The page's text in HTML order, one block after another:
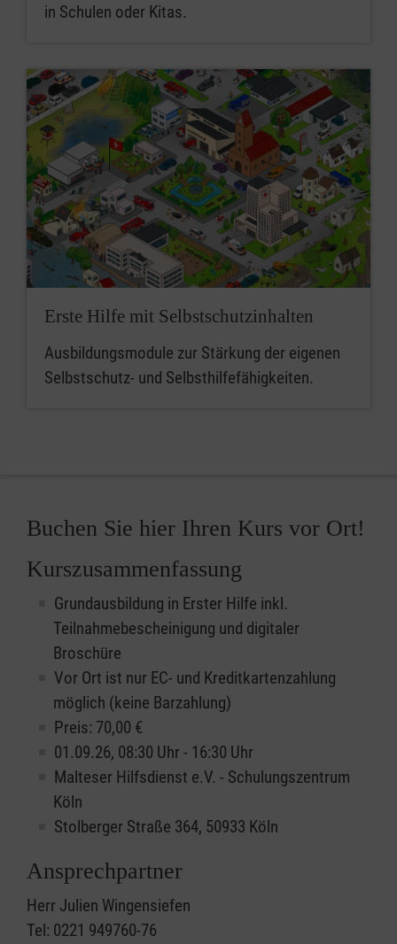
in Schulen oder Kitas.
Erste Hilfe mit Selbstschutzinhalten
Ausbildungsmodule zur Stärkung der eigenen
Selbstschutz- und Selbsthilfefähigkeiten.
Buchen Sie hier Ihren Kurs vor Ort!
Kurszusammenfassung
Grundausbildung in Erster Hilfe inkl.
Teilnahmebescheinigung und digitaler
Broschüre
Vor Ort ist nur EC- und Kreditkartenzahlung
möglich (keine Barzahlung)
Preis: 70,00 €
01.09.26, 08:30 Uhr - 16:30 Uhr
Malteser Hilfsdienst e.V. - Schulungszentrum
Köln
Stolberger Straße 364, 50933 Köln
Ansprechpartner
Herr Julien Wingensiefen
Tel: 0221 949760-76